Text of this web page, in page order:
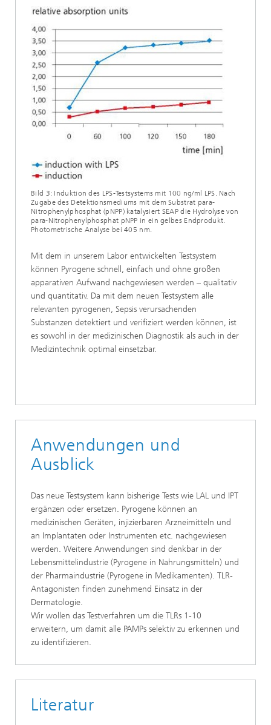
Bild 3: Induktion des LPS-Testsystems mit 100 ng/ml LPS. Nach
Zugabe des Detektionsmediums mit dem Substrat para-
Nitrophenylphosphat (pNPP) katalysiert SEAP die Hydrolyse von
para-Nitrophenylphosphat pNPP in ein gelbes Endprodukt.
Photometrische Analyse bei 405 nm.
Mit dem in unserem Labor entwickelten Testsystem
können Pyrogene schnell, einfach und ohne großen
apparativen Aufwand nachgewiesen werden – qualitativ
und quantitativ. Da mit dem neuen Testsystem alle
relevanten pyrogenen, Sepsis verursachenden
Substanzen detektiert und verifiziert werden können, ist
es sowohl in der medizinischen Diagnostik als auch in der
Medizintechnik optimal einsetzbar.
Anwendungen und
Ausblick
Das neue Testsystem kann bisherige Tests wie LAL und IPT
ergänzen oder ersetzen. Pyrogene können an
medizinischen Geräten, injizierbaren Arzneimitteln und
an Implantaten oder Instrumenten etc. nachgewiesen
werden. Weitere Anwendungen sind denkbar in der
Lebensmittelindustrie (Pyrogene in Nahrungsmitteln) und
der Pharmaindustrie (Pyrogene in Medikamenten). TLR-
Antagonisten finden zunehmend Einsatz in der
Dermatologie.
Wir wollen das Testverfahren um die TLRs 1-10
erweitern, um damit alle PAMPs selektiv zu erkennen und
zu identifizieren.
Literatur